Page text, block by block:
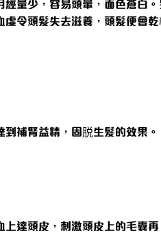
量少，容易頭暈，面色蒼白。
令頭髮失去滋養，頭髮便會
補腎益精，固脱生髮的效果。
達頭皮，刺激頭皮上的毛囊再